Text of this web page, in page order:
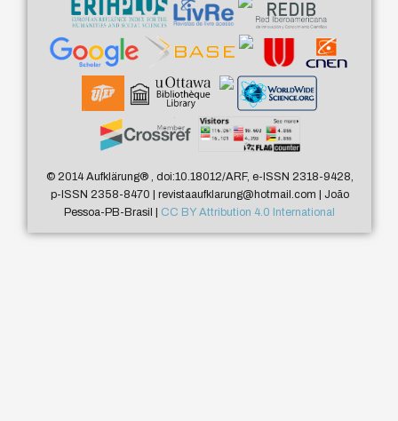
© 2014 Aufklärung®, doi:10.18012/ARF, e-ISSN 2318-9428,
p-ISSN 2358-8470 | revistaaufklarung@hotmail.com | João
Pessoa-PB-Brasil | CC BY Attribution 4.0 International